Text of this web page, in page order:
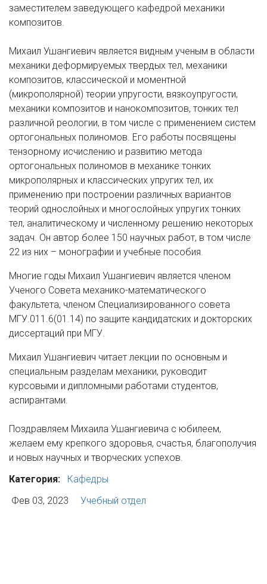
заместителем заведующего кафедрой механики
композитов.
Михаил Ушангиевич является видным ученым в области
механики деформируемых твердых тел, механики
композитов, классической и моментной
(микрополярной) теории упругости, вязкоупругости,
механики композитов и нанокомпозитов, тонких тел
различной реологии, в том числе с применением систем
ортогональных полиномов. Его работы посвящены
тензорному исчислению и развитию метода
ортогональных полиномов в механике тонких
микрополярных и классических упругих тел, их
применению при построении различных вариантов
теорий однослойных и многослойных упругих тонких
тел, аналитическому и численному решению некоторых
задач. Он автор более 150 научных работ, в том числе
22 из них – монографии и учебные пособия.
Многие годы Михаил Ушангиевич является членом
Ученого Совета механико-математического
факультета, членом Специализированного совета
МГУ.011.6(01.14) по защите кандидатских и докторских
диссертаций при МГУ.
Михаил Ушангиевич читает лекции по основным и
специальным разделам механики, руководит
курсовыми и дипломными работами студентов,
аспирантами.
Поздравляем Михаила Ушангиевича с юбилеем,
желаем ему крепкого здоровья, счастья, благополучия
и новых научных и творческих успехов.
Категория:
Кафедры
Фев 03, 2023
Учебный отдел